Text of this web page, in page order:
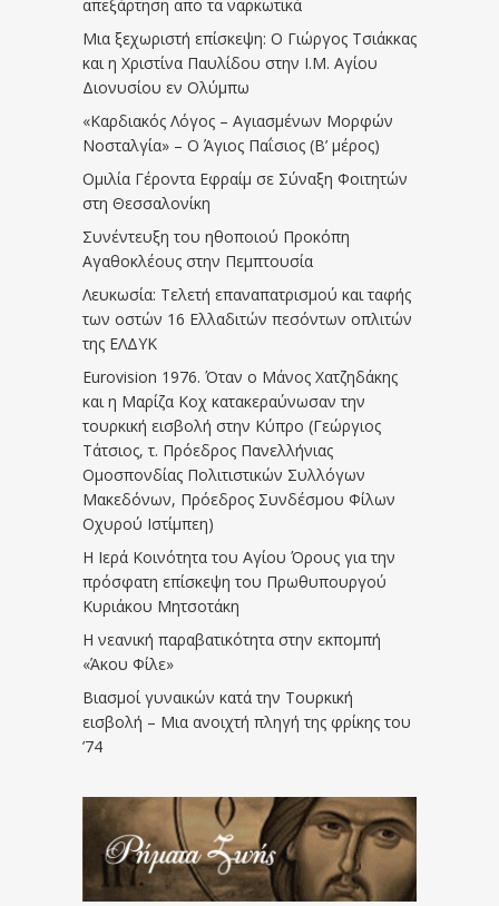
απεξάρτηση απο τα ναρκωτικά
Μια ξεχωριστή επίσκεψη: Ο Γιώργος Τσιάκκας
και η Χριστίνα Παυλίδου στην Ι.Μ. Αγίου
Διονυσίου εν Ολύμπω
«Καρδιακός Λόγος – Αγιασμένων Μορφών
Νοσταλγία» – Ο Άγιος Παΐσιος (Β’ μέρος)
Ομιλία Γέροντα Εφραίμ σε Σύναξη Φοιτητών
στη Θεσσαλονίκη
Συνέντευξη του ηθοποιού Προκόπη
Αγαθοκλέους στην Πεμπτουσία
Λευκωσία: Τελετή επαναπατρισμού και ταφής
των οστών 16 Ελλαδιτών πεσόντων οπλιτών
της ΕΛΔΥΚ
Eurovision 1976. Όταν ο Μάνος Χατζηδάκης
και η Μαρίζα Κοχ κατακεραύνωσαν την
τουρκική εισβολή στην Κύπρο (Γεώργιος
Τάτσιος, τ. Πρόεδρος Πανελλήνιας
Ομοσπονδίας Πολιτιστικών Συλλόγων
Μακεδόνων, Πρόεδρος Συνδέσμου Φίλων
Οχυρού Ιστίμπεη)
Η Ιερά Κοινότητα του Αγίου Όρους για την
πρόσφατη επίσκεψη του Πρωθυπουργού
Κυριάκου Μητσοτάκη
Η νεανική παραβατικότητα στην εκπομπή
«Άκου Φίλε»
Βιασμοί γυναικών κατά την Τουρκική
εισβολή – Μια ανοιχτή πληγή της φρίκης του
’74